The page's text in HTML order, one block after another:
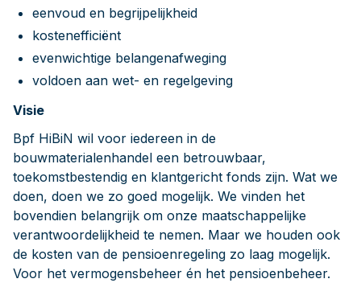
eenvoud en begrijpelijkheid
kostenefficiënt
evenwichtige belangenafweging
voldoen aan wet- en regelgeving
Visie
Bpf HiBiN wil voor iedereen in de
bouwmaterialenhandel een betrouwbaar,
toekomstbestendig en klantgericht fonds zijn. Wat we
doen, doen we zo goed mogelijk. We vinden het
bovendien belangrijk om onze maatschappelijke
verantwoordelijkheid te nemen. Maar we houden ook
de kosten van de pensioenregeling zo laag mogelijk.
Voor het vermogensbeheer én het pensioenbeheer.